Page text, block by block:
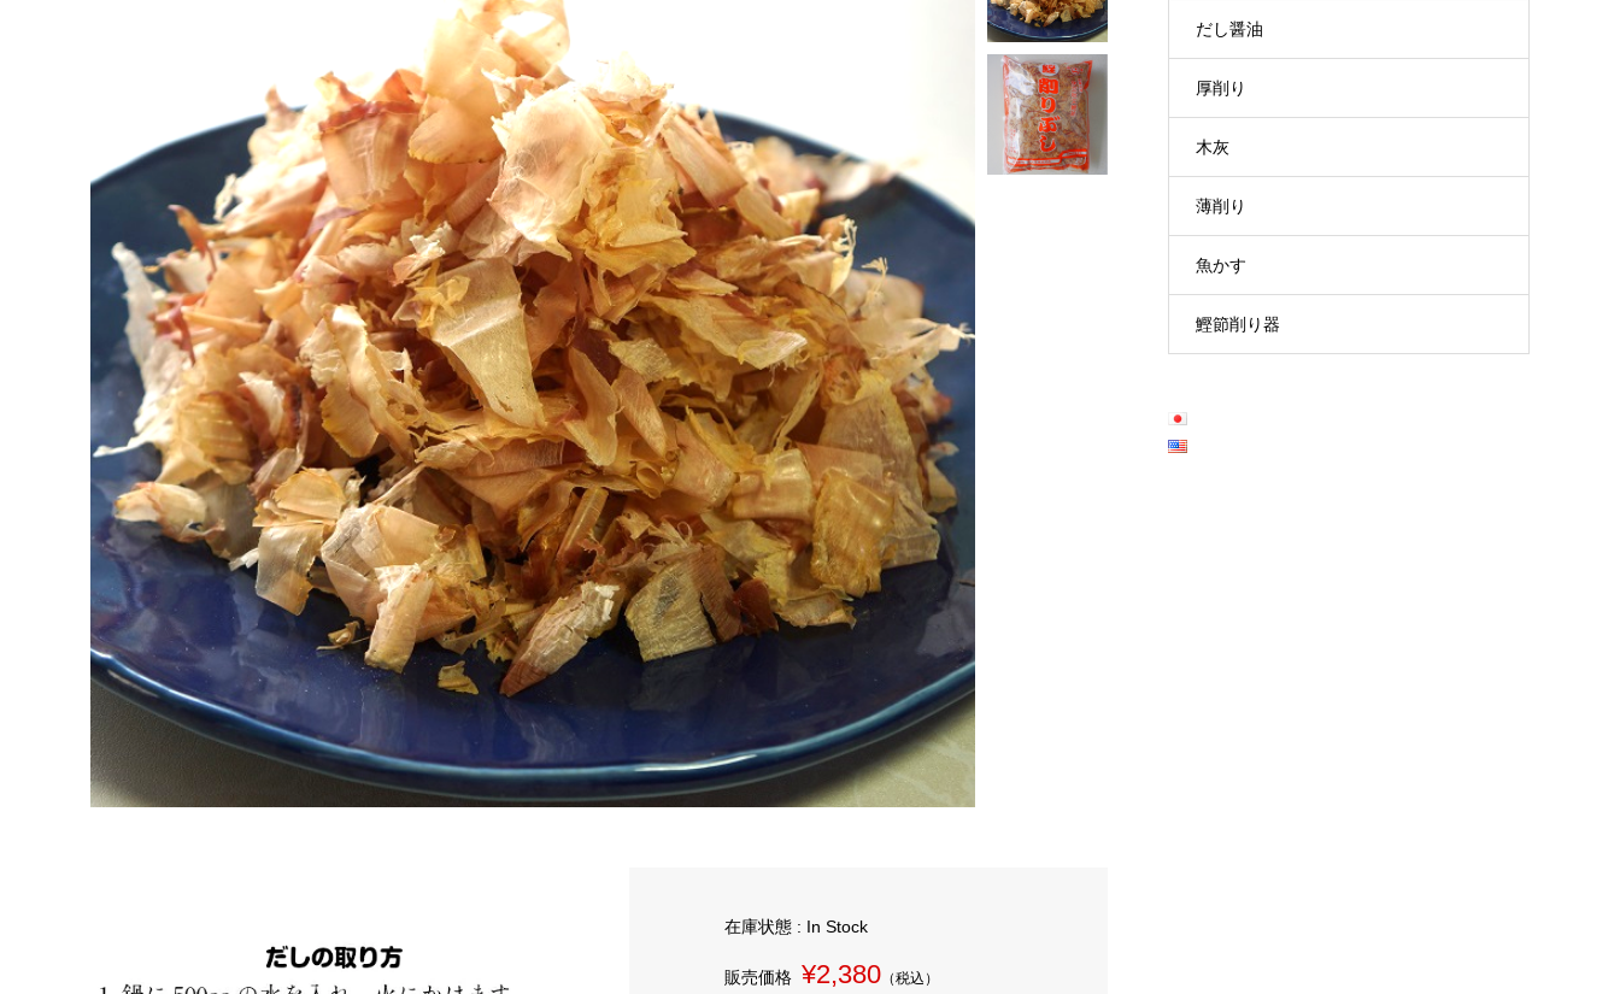
在庫状態 : In Stock
販売価格 ¥2,380 （税込）
だし醤油
厚削り
木灰
薄削り
魚かす
鰹節削り器